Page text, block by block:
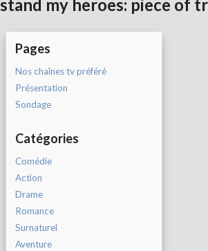
stand my heroes: piece of
Pages
Nos chaînes tv préféré
Présentation
Sondage
Catégories
Comédie
Action
Drame
Romance
Surnaturel
Aventure